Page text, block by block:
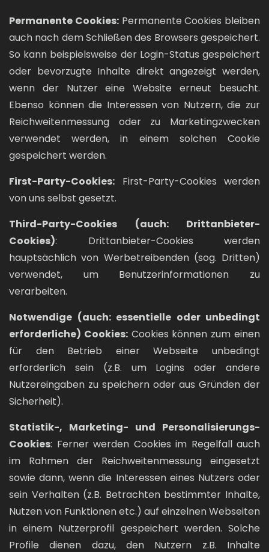
Permanente Cookies:Permanente Cookies bleiben
auch nach dem Schließen des Browsers gespeichert.
So kann beispielsweise der Login-Status gespeichert
oder bevorzugte Inhalte direkt angezeigt werden,
wenn der Nutzer eine Website erneut besucht.
Ebenso können die Interessen von Nutzern, die zur
Reichweitenmessung oder zu Marketingzwecken
verwendet werden, in einem solchen Cookie
gespeichert werden.
First-Party-Cookies: First-Party-Cookies werden
von uns selbst gesetzt.
Third-Party-Cookies (auch: Drittanbieter-
Cookies): Drittanbieter-Cookies werden
hauptsächlich von Werbetreibenden (sog. Dritten)
verwendet, um Benutzerinformationen zu
verarbeiten.
Notwendige (auch: essentielle oder unbedingt
erforderliche) Cookies:Cookies können zum einen
für den Betrieb einer Webseite unbedingt
erforderlich sein (z.B. um Logins oder andere
Nutzereingaben zu speichern oder aus Gründen der
Sicherheit).
Statistik-, Marketing- und Personalisierungs-
Cookies: Ferner werden Cookies im Regelfall auch
im Rahmen der Reichweitenmessung eingesetzt
sowie dann, wenn die Interessen eines Nutzers oder
sein Verhalten (z.B. Betrachten bestimmter Inhalte,
Nutzen von Funktionen etc.) auf einzelnen Webseiten
in einem Nutzerprofil gespeichert werden. Solche
Profile dienen dazu, den Nutzern z.B. Inhalte